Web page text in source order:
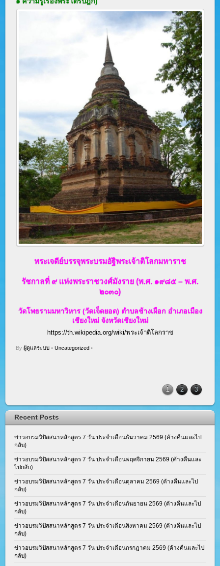
พระเจดีย์บรรจุพระบรมอัฐิพระเจ้าติโลกมหาราช
รัชกาลที่ ๙ แห่งพระราชวงศ์มังราย (พ.ศ. ๑๙๘๕ – พ.ศ.
๒๐๓๐)
วัดโพธรามมหาวิหาร (วัดเจ็ดยอด) ตำบลช้างเผือก อำเภอเมือง
เชียงใหม่ จังหวัดเชียงใหม่
https://th.wikipedia.org/wiki/พระเจ้าติโลกราช
Byผู้ดูแลระบบ • Uncategorized •
1 2 3
Recent Posts
ข่าวอบรมวิปัสสนาหลักสูตร 7 วัน ประจำเดือนธันวาคม 2569 (ค้างคืนและไป
กลับ)
ข่าวอบรมวิปัสสนาหลักสูตร 7 วัน ประจำเดือนพฤศจิกายน 2569 (ค้างคืนและ
ไปกลับ)
ข่าวอบรมวิปัสสนาหลักสูตร 7 วัน ประจำเดือนตุลาคม 2569 (ค้างคืนและไป
กลับ)
ข่าวอบรมวิปัสสนาหลักสูตร 7 วัน ประจำเดือนกันยายน 2569 (ค้างคืนและไป
กลับ)
ข่าวอบรมวิปัสสนาหลักสูตร 7 วัน ประจำเดือนสิงหาคม 2569 (ค้างคืนและไป
กลับ)
ข่าวอบรมวิปัสสนาหลักสูตร 7 วัน ประจำเดือนกรกฎาคม 2569 (ค้างคืนและไป
กลับ)